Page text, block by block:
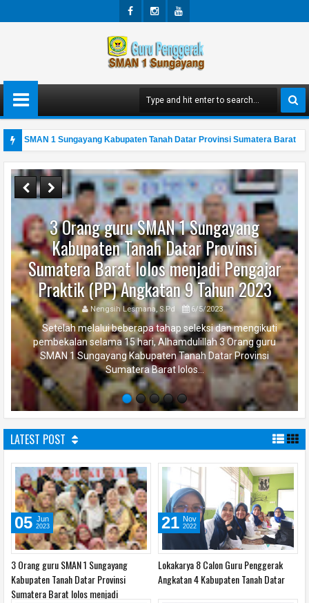
Boo
Gra
Ube
SMAN 1 Sungayang Kabupaten Tanah Datar Provinsi Sumatera Barat
Kolaborasi Guru Penggerak SMAN 1 Sungayang
3 Orang guru SMAN 1 Sungayang
Kabupaten Tanah Datar Provinsi
Sumatera Barat lolos menjadi Pengajar
Praktik (PP) Angkatan 9 Tahun 2023
Nengsih Lesmana, S.Pd 6/5/2023
Setelah melalui beberapa tahap seleksi dan mengikuti
pembekalan selama 15 hari, Alhamdulillah 3 Orang guru
SMAN 1 Sungayang Kabupaten Tanah Datar Provinsi
Sumatera Barat lolos...
LATEST POST
3 Orang guru SMAN 1 Sungayang
Kabupaten Tanah Datar Provinsi
Sumatera Barat lolos menjadi
05 Jun
2023
Lokakarya 8 Calon Guru Penggerak
Angkatan 4 Kabupaten Tanah Datar
21 Nov
2022